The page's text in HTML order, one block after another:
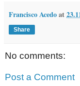
Francisco Acedoat
Share
No comments:
Post a Comment